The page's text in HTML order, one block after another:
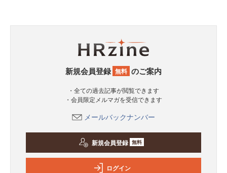
新規会員登録 無料 のご案内
・全ての過去記事が閲覧できます
・会員限定メルマガを受信できます
メールバックナンバー
新規会員登録 無料
ログイン